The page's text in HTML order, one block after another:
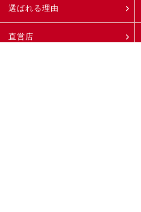
選ばれる理由
直営店